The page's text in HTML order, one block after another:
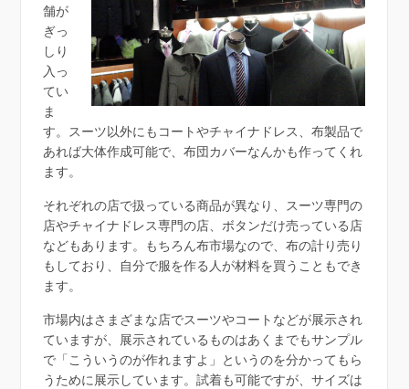
舗が
ぎっ
しり
入っ
てい
ま
す。スーツ以外にもコートやチャイナドレス、布製品で
あれば大体作成可能で、布団カバーなんかも作ってくれ
ます。
それぞれの店で扱っている商品が異なり、スーツ専門の
店やチャイナドレス専門の店、ボタンだけ売っている店
などもあります。もちろん布市場なので、布の計り売り
もしており、自分で服を作る人が材料を買うこともでき
ます。
市場内はさまざまな店でスーツやコートなどが展示され
ていますが、展示されているものはあくまでもサンプル
で「こういうのが作れますよ」というのを分かってもら
うために展示しています。試着も可能ですが、サイズは